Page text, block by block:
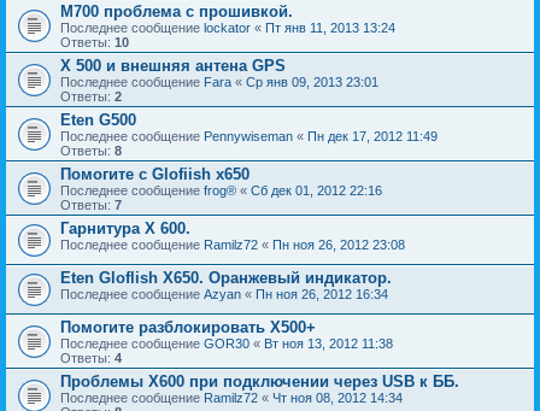
M700 проблема с прошивкой.
Последнее сообщение lockator « Пт янв 11, 2013 13:24
Ответы: 10
X 500 и внешняя антена GPS
Последнее сообщение Fara « Ср янв 09, 2013 23:01
Ответы: 2
Eten G500
Последнее сообщение Pennywiseman « Пн дек 17, 2012 11:49
Ответы: 8
Помогите с Glofiish x650
Последнее сообщение frog® « Сб дек 01, 2012 22:16
Ответы: 7
Гарнитура Х 600.
Последнее сообщение Ramilz72 « Пн ноя 26, 2012 23:08
Eten Gloflish X650. Оранжевый индикатор.
Последнее сообщение Azyan « Пн ноя 26, 2012 16:34
Помогите разблокировать Х500+
Последнее сообщение GOR30 « Вт ноя 13, 2012 11:38
Ответы: 4
Проблемы Х600 при подключении через USB к ББ.
Последнее сообщение Ramilz72 « Чт ноя 08, 2012 14:34